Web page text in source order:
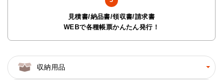
見積書/納品書/領収書/請求書
WEBで各種帳票かんたん発行！
収納用品